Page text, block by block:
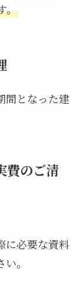
。
間となった建
費のご清
に必要な資料
。